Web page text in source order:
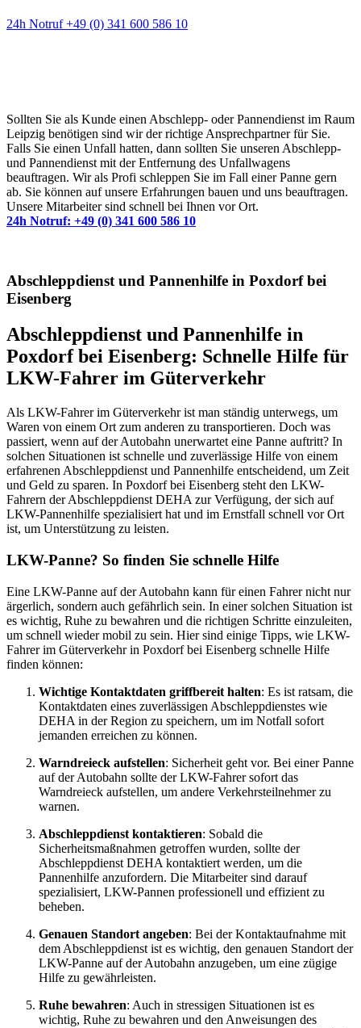
24h Notruf +49 (0) 341 600 586 10
Sollten Sie als Kunde einen Abschlepp- oder Pannendienst im Raum
Leipzig benötigen sind wir der richtige Ansprechpartner für Sie.
Falls Sie einen Unfall hatten, dann sollten Sie unseren Abschlepp-
und Pannendienst mit der Entfernung des Unfallwagens
beauftragen. Wir als Profi schleppen Sie im Fall einer Panne gern
ab. Sie können auf unsere Erfahrungen bauen und uns beauftragen.
Unsere Mitarbeiter sind schnell bei Ihnen vor Ort.
24h Notruf: +49 (0) 341 600 586 10
Abschleppdienst und Pannenhilfe in Poxdorf bei
Eisenberg
Abschleppdienst und Pannenhilfe in
Poxdorf bei Eisenberg: Schnelle Hilfe für
LKW-Fahrer im Güterverkehr
Als LKW-Fahrer im Güterverkehr ist man ständig unterwegs, um
Waren von einem Ort zum anderen zu transportieren. Doch was
passiert, wenn auf der Autobahn unerwartet eine Panne auftritt? In
solchen Situationen ist schnelle und zuverlässige Hilfe von einem
erfahrenen Abschleppdienst und Pannenhilfe entscheidend, um Zeit
und Geld zu sparen. In Poxdorf bei Eisenberg steht den LKW-
Fahrern der Abschleppdienst DEHA zur Verfügung, der sich auf
LKW-Pannenhilfe spezialisiert hat und im Ernstfall schnell vor Ort
ist, um Unterstützung zu leisten.
LKW-Panne? So finden Sie schnelle Hilfe
Eine LKW-Panne auf der Autobahn kann für einen Fahrer nicht nur
ärgerlich, sondern auch gefährlich sein. In einer solchen Situation ist
es wichtig, Ruhe zu bewahren und die richtigen Schritte einzuleiten,
um schnell wieder mobil zu sein. Hier sind einige Tipps, wie LKW-
Fahrer im Güterverkehr in Poxdorf bei Eisenberg schnelle Hilfe
finden können:
Wichtige Kontaktdaten griffbereit halten: Es ist ratsam, die
Kontaktdaten eines zuverlässigen Abschleppdienstes wie
DEHA in der Region zu speichern, um im Notfall sofort
jemanden erreichen zu können.
Warndreieck aufstellen: Sicherheit geht vor. Bei einer Panne
auf der Autobahn sollte der LKW-Fahrer sofort das
Warndreieck aufstellen, um andere Verkehrsteilnehmer zu
warnen.
Abschleppdienst kontaktieren: Sobald die
Sicherheitsmaßnahmen getroffen wurden, sollte der
Abschleppdienst DEHA kontaktiert werden, um die
Pannenhilfe anzufordern. Die Mitarbeiter sind darauf
spezialisiert, LKW-Pannen professionell und effizient zu
beheben.
Genauen Standort angeben: Bei der Kontaktaufnahme mit
dem Abschleppdienst ist es wichtig, den genauen Standort der
LKW-Panne auf der Autobahn anzugeben, um eine zügige
Hilfe zu gewährleisten.
Ruhe bewahren: Auch in stressigen Situationen ist es
wichtig, Ruhe zu bewahren und den Anweisungen des